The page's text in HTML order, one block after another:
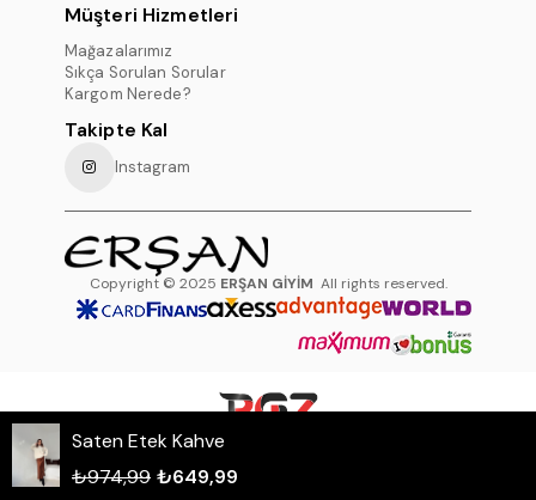
Müşteri Hizmetleri
Mağazalarımız
Sıkça Sorulan Sorular
Kargom Nerede?
Takipte Kal
Instagram
Copyright © 2025 ERŞAN GİYİM All rights reserved.
WHATSAPP DESTEK HATTI
Saten Etek Kahve
₺974,99 ₺649,99